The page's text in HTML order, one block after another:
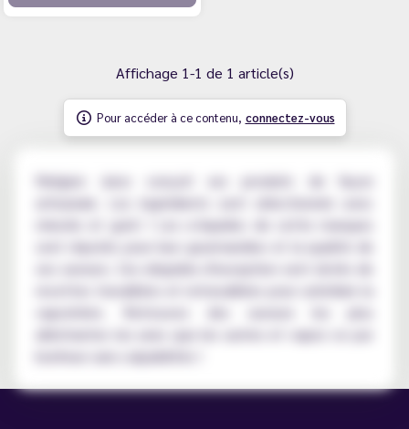
Affichage 1-1 de 1 article(s)
Pour accéder à ce contenu, connectez-vous
Religion Juice conçoit ses produits de façon
artisanale. Les ingrédients sont sélectionnés avec
minutie et goût ! Les e-liquides de cette marques
sont réputés pour leur gourmandise et la qualité de
ses saveurs. Ces eliquides d'exception sont dotés de
vaposhère. Retrouvez des saveurs les plus
alléchantes les unes que les autres et vapez ce pur
bonheur sans culpabilités !